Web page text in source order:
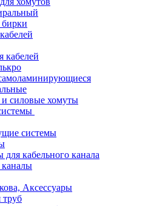
кабелей
силовые хомуты
системы
для кабельного канала
Аксессуары